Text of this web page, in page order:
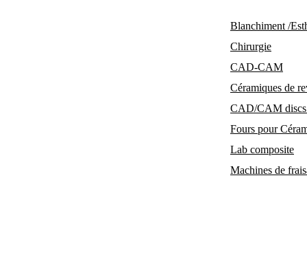
Blanchiment /Esthétique
Céramiques de revêtement sans
CAD/CAM discs Fixed denture
Blanchiment /
Chirurgie
CAD-CAM
Céramiques de
CAD/CAM discs
Fours pour
Lab composite
Machines de